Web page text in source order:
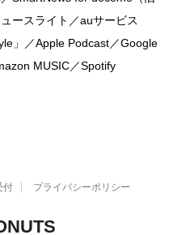
ースライト／auサービス
」／Apple Podcast／Google
MUSIC／Spotify
付 プライバシーポリシー